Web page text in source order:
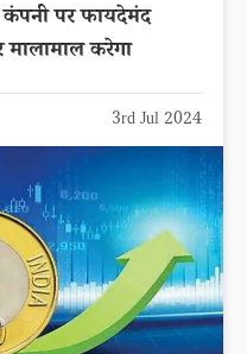
पर फायदेमंद
करेगा
3rd Jul 2024